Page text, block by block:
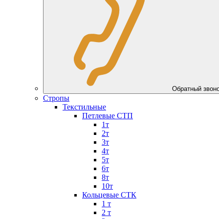
Обратный
Стропы
Текстильные
Петлевые СТП
1т
2т
3т
4т
5т
6т
8т
10т
Кольцевые СТК
1 т
2 т